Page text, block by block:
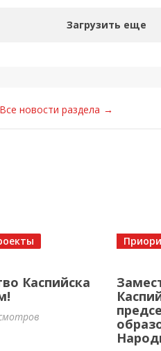
Загрузить еще
Все новости раздела →
Каспийска